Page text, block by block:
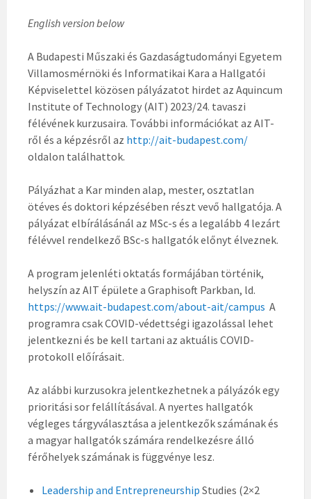
English version below
A Budapesti Műszaki és Gazdaságtudományi Egyetem
Villamosmérnöki és Informatikai Kara a Hallgatói
Képviselettel közösen pályázatot hirdet az Aquincum
Institute of Technology (AIT) 2023/24. tavaszi
félévének kurzusaira. További információkat az AIT-
ről és a képzésről az http://ait-budapest.com/
oldalon találhattok.
Pályázhat a Kar minden alap, mester, osztatlan
ötéves és doktori képzésében részt vevő hallgatója. A
pályázat elbírálásánál az MSc-s és a legalább 4 lezárt
félévvel rendelkező BSc-s hallgatók előnyt élveznek.
A program jelenléti oktatás formájában történik,
helyszín az AIT épülete a Graphisoft Parkban, ld.
https://www.ait-budapest.com/about-ait/campus A
programra csak COVID-védettségi igazolással lehet
jelentkezni és be kell tartani az aktuális COVID-
protokoll előírásait.
Az alábbi kurzusokra jelentkezhetnek a pályázók egy
prioritási sor felállításával. A nyertes hallgatók
végleges tárgyválasztása a jelentkezők számának és
a magyar hallgatók számára rendelkezésre álló
férőhelyek számának is függvénye lesz.
Leadership and Entrepreneurship Studies (2×2